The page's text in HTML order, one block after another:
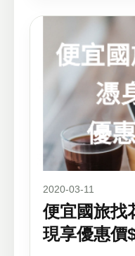
2020-03-11
便宜國旅找
現享優惠價